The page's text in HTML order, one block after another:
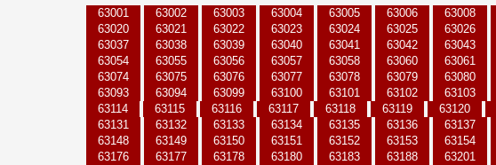
63001 63002 63003 63004 63005 63006 63008
63020
63021 63022 63023 63024 63025 63026
63037
63038 63039 63040 63041 63042 63043
63054
63055 63056 63057 63058 63060 63061
63074
63075 63076 63077 63078 63079 63080
63093
63094 63099 63100 63101 63102 63103
63114
63115 63116 63117 63118 63119 63120
63131
63132 63133 63134 63135 63136 63137
63148
63149 63150 63151 63152 63153 63154
63176
63177 63178 63180 63183 63188 63201